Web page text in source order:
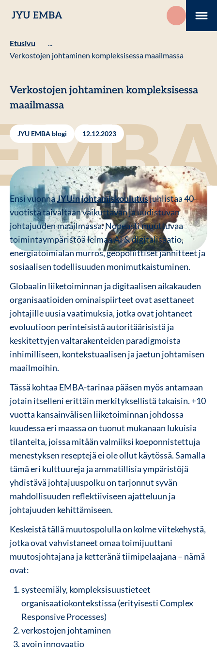
sisältöön
JYU EMBA
Etusivu
...
Verkostojen johtaminen kompleksisessa maailmassa
Verkostojen johtaminen kompleksisessa
maailmassa
JYU EMBA blogi 12.12.2023
Ensi vuonnaJYU:n johtamiskoulutusjuhlistaa 40-
vuotista taivaltaan vaikuttavan ja uudistuvan
johtajuuden maailmassa. Nopeasti muuttuvaa
toimintaympäristöä leimaa AI & digitalisaatio,
energiatoimialan murros, geopoliittiset jännitteet ja
sosiaalisen todellisuuden monimutkaistuminen.
Globaalin liiketoiminnan ja digitaalisen aikakauden
organisaatioiden ominaispiirteet ovat asettaneet
johtajille uusia vaatimuksia, jotka ovat johtaneet
evoluutioon perinteisistä autoritäärisistä ja
keskitettyjen valtarakenteiden paradigmoista
inhimilliseen, kontekstuaalisen ja jaetun johtamisen
maailmoihin.
Tässä kohtaa EMBA-tarinaa pääsen myös antamaan
jotain itselleni erittäin merkityksellistä takaisin. +10
vuotta kansainvälisen liiketoiminnan johdossa
kuudessa eri maassa on tuonut mukanaan lukuisia
tilanteita, joissa mitään valmiiksi koeponnistettuja
menestyksen reseptejä ei ole ollut käytössä. Samalla
tämä eri kulttuureja ja ammatillisia ympäristöjä
yhdistävä johtajuuspolku on tarjonnut syvän
mahdollisuuden reflektiiviseen ajatteluun ja
johtajuuden kehittämiseen.
Keskeistä tällä muutospolulla on kolme viitekehystä,
jotka ovat vahvistaneet omaa toimijuuttani
muutosjohtajana ja ketteränä tiimipelaajana – nämä
ovat:
systeemiäly, kompleksisuustieteet
organisaatiokontekstissa (erityisesti Complex
Responsive Processes)
verkostojen johtaminen
avoin innovaatio